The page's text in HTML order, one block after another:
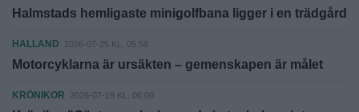
Halmstads hemligaste minigolfbana ligger i en trädgård
HALLAND 2026-07-25 KL. 05:58
Motorcyklarna är ursäkten – gemenskapen är målet
KRÖNIKOR 2026-07-19 KL. 06:00